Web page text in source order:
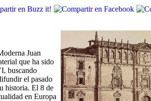
Juan
que ha sido
buscando
el pasado
historia. El 8 de
en Europa